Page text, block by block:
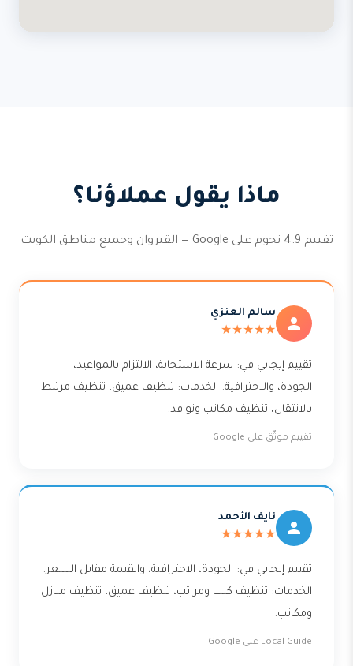
ماذا يقول عملاؤنا؟
تقييم 4.9 نجوم على Google — القيروان وجميع مناطق الكويت
سالم العنزي
★★★★★
تقييم إيجابي في: سرعة الاستجابة، الالتزام بالمواعيد،
الجودة، والاحترافية. الخدمات: تنظيف عميق، تنظيف مرتبط
بالانتقال، تنظيف مكاتب ونوافذ.
تقييم موثّق على Google
نايف الأحمد
★★★★★
تقييم إيجابي في: الجودة، الاحترافية، والقيمة مقابل السعر.
الخدمات: تنظيف كنب ومراتب، تنظيف عميق، تنظيف منازل
ومكاتب.
Local Guide على Google